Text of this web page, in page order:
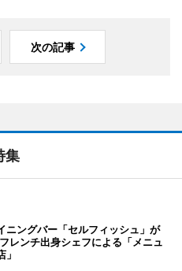
次の記事
集
ニングバー「セルフィッシュ」が
ンチ出身シェフによる「メニュ